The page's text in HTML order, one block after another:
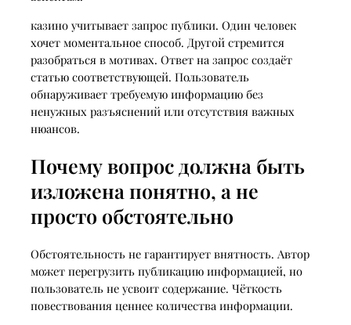
казино учитывает запрос публики. Один человек
хочет моментальное способ. Другой стремится
разобраться в мотивах. Ответ на запрос создаёт
статью соответствующей. Пользователь
обнаруживает требуемую информацию без
ненужных разъяснений или отсутствия важных
нюансов.
Почему вопрос должна быть
изложена понятно, а не
просто обстоятельно
Обстоятельность не гарантирует внятность. Автор
может перегрузить публикацию информацией, но
пользователь не усвоит содержание. Чёткость
повествования ценнее количества информации.